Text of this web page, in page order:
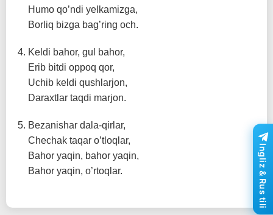
Humo qo’ndi yelkamizga,
Borliq bizga bag’ring och.
Keldi bahor, gul bahor,
Erib bitdi oppoq qor,
Uchib keldi qushlarjon,
Daraxtlar taqdi marjon.
Bezanishar dala-qirlar,
Chechak taqar o’tloqlar,
Bahor yaqin, bahor yaqin,
Bahor yaqin, o’rtoqlar.
Ingliz & Rus tili